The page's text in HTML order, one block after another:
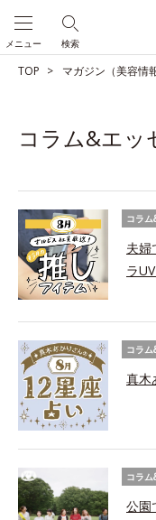
検索
メニュー
TOP マガジン（美容情
コラム&エッ
コラム
夫婦
ラ
コラム
真木
コラム
公園